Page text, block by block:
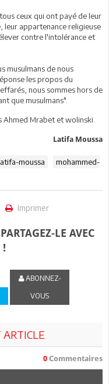
ceux qui ont payé de leur
leur appartenance religieuse
contre l'intolérance et
musulmans de nous
les propos du
nous sommes hors de
que musulmans".
Mrabet et wolinski.
Latifa Moussa
moussa
mohammed-
Imprimer
LE AVEC
!
ABONNEZ-
VOUS
0 Commentaires